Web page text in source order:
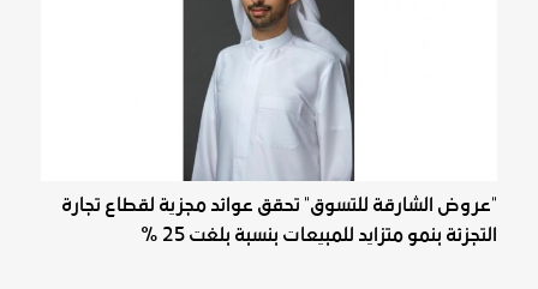
"عروض الشارقة للتسوق" تحقق عوائد مجزية لقطاع تجارة
التجزئة بنمو متزايد للمبيعات بنسبة بلغت 25 %